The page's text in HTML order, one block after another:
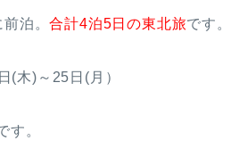
前泊。合計4泊5日の東北旅です。
(木)～25日(月）
す。